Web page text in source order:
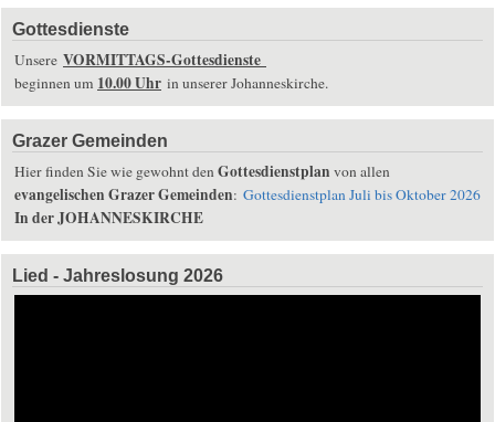
Gottesdienste
Unsere VORMITTAGS-Gottesdienste
beginnen um 10.00 Uhr in unserer Johanneskirche.
Grazer Gemeinden
Hier finden Sie wie gewohnt denGottesdienstplan von allen
evangelischen Grazer Gemeinden: Gottesdienstplan Juli bis Oktober 2026
In der JOHANNESKIRCHE
Lied - Jahreslosung 2026